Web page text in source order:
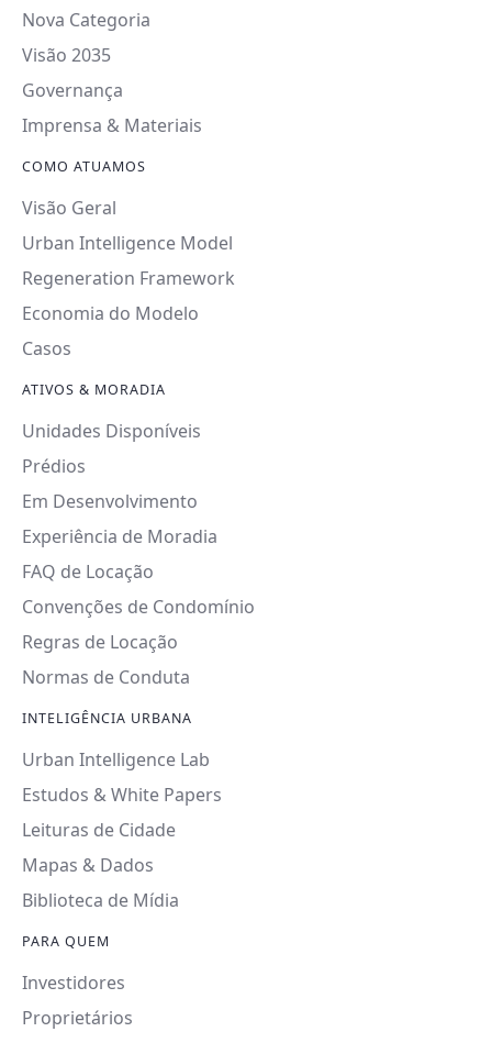
Nova Categoria
Visão 2035
Governança
Imprensa & Materiais
COMO ATUAMOS
Visão Geral
Urban Intelligence Model
Regeneration Framework
Economia do Modelo
Casos
ATIVOS & MORADIA
Unidades Disponíveis
Prédios
Em Desenvolvimento
Experiência de Moradia
FAQ de Locação
Convenções de Condomínio
Regras de Locação
Normas de Conduta
INTELIGÊNCIA URBANA
Urban Intelligence Lab
Estudos & White Papers
Leituras de Cidade
Mapas & Dados
Biblioteca de Mídia
PARA QUEM
Investidores
Proprietários